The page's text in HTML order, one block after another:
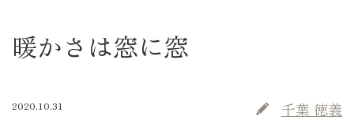
暖かさは窓に窓
2020.10.31 千葉 徳義